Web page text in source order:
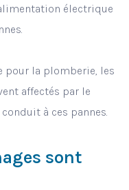
électrique
pour la plomberie, les
affectés par le
à ces pannes.
sont